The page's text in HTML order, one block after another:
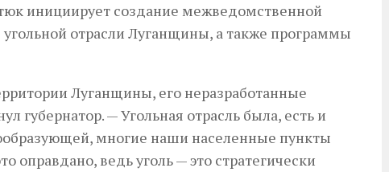
инициирует создание межведомственной
отрасли Луганщины, а также программы
Луганщины, его неразработанные
губернатор. — Угольная отрасль была, есть и
многие наши населенные пункты
оправдано, ведь уголь — это стратегически